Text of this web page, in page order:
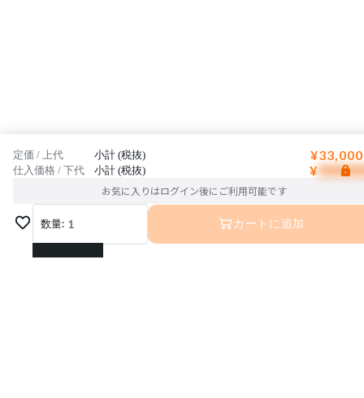
定価 / 上代 小計 (税抜)
仕入価格 / 下代 小計 (税抜) ¥
お気に入りはログイン後にご利用可能です
数量: 1
1
カートに追加